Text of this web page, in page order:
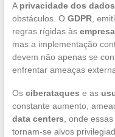
A privacidade dos dados
obstáculos. O GDPR,
regras rígidas às
mas a implementação
devem não apenas se
enfrentar ameaças
Os ciberataques e as
constante aumento,
data centers , onde
tornam-se alvos